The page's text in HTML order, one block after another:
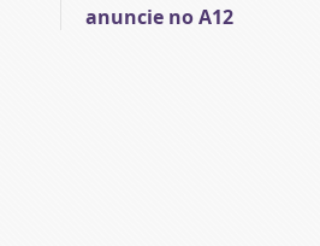
anuncie no A12